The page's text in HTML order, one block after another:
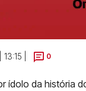
| 0
ídolo da história